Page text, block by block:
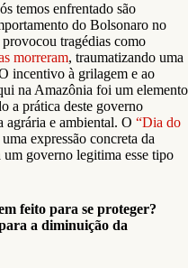
temos enfrentado são
do Bolsonaro no
tragédias como
morreram, traumatizando uma
incentivo à grilagem e ao
na Amazônia foi um elemento
a prática deste governo
agrária e ambiental. O “Dia do
expressão concreta da
um governo legitima esse tipo
feito para se proteger?
a diminuição da